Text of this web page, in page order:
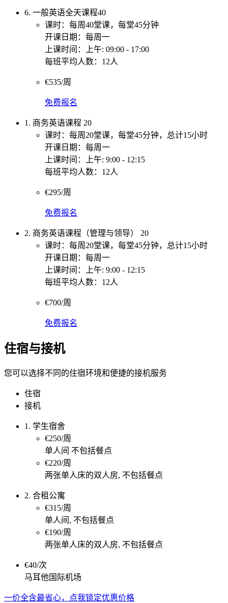
6. 一般英语全天课程40
课时：每周40堂课，每堂45分钟
开课日期：每周一
上课时间：上午: 09:00 - 17:00
每班平均人数：12人
€535/周
免费报名
1. 商务英语课程 20
课时：每周20堂课，每堂45分钟，总计15小时
开课日期：每周一
上课时间：上午: 9:00 - 12:15
每班平均人数：12人
€295/周
免费报名
2. 商务英语课程（管理与领导） 20
课时：每周20堂课，每堂45分钟，总计15小时
开课日期：每周一
上课时间：上午: 9:00 - 12:15
每班平均人数：12人
€700/周
免费报名
住宿与接机
您可以选择不同的住宿环境和便捷的接机服务
住宿
接机
1. 学生宿舍
€250/周
单人间 不包括餐点
€220/周
两张单人床的双人房, 不包括餐点
2. 合租公寓
€315/周
单人间, 不包括餐点
€190/周
两张单人床的双人房, 不包括餐点
€40/次
马耳他国际机场
一价全含最省心，点我锁定优惠价格